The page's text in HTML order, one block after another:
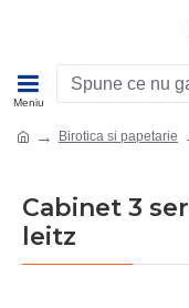
Birotica si papetarie
Cabinet 3
leitz